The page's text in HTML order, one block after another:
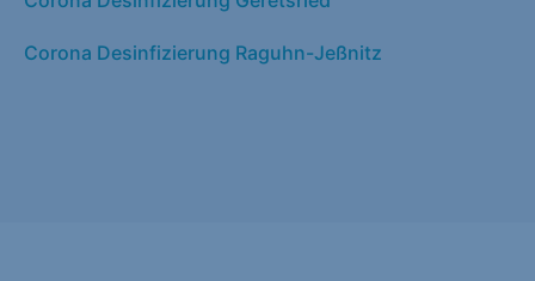
Corona Desinfizierung Raguhn-Jeßnitz